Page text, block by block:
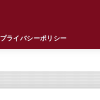
プライバシーポリシー